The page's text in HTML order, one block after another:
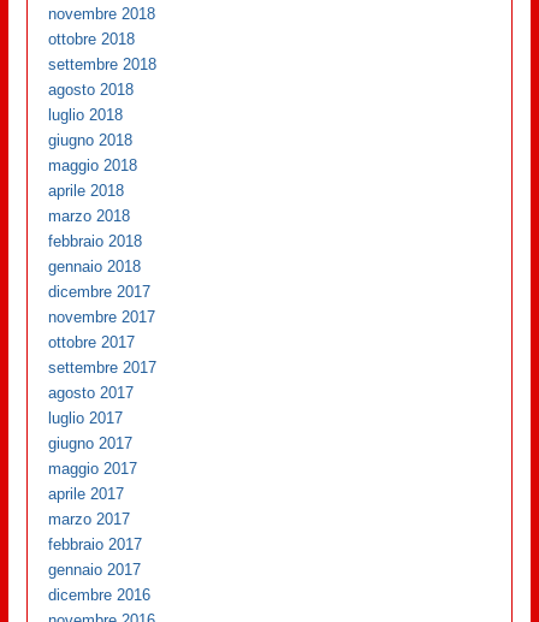
novembre 2018
ottobre 2018
settembre 2018
agosto 2018
luglio 2018
giugno 2018
maggio 2018
aprile 2018
marzo 2018
febbraio 2018
gennaio 2018
dicembre 2017
novembre 2017
ottobre 2017
settembre 2017
agosto 2017
luglio 2017
giugno 2017
maggio 2017
aprile 2017
marzo 2017
febbraio 2017
gennaio 2017
dicembre 2016